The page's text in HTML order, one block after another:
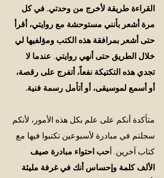
القراءة طريقة لأخرج من وحدتي. في كل
مرة أشعر بأنني مستوحشة مع روايتي، أقرأ
حتى أشعر بمرافقة هذه الكتب ومؤلفيها لي
خلال الطريق حتى أنهي روايتي. عندما لا
تجدي هذه التكتيكة نفعاً، أتفرج على رقصة،
أو أسمع لموسيقى، أو أتأمل رسمة فنية.
متأكدة أنكم على علم بكل هذه الأمور، لأنكم
سجلتم في مبادرة لأسبوعين تكتبوا فيها مع
كتاب آخرين. أحب احتواء مبادرة صيف
الألف كلمة وإحساس أنك في غرفة مليئة